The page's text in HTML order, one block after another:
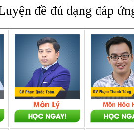
đề đủ dạng đáp